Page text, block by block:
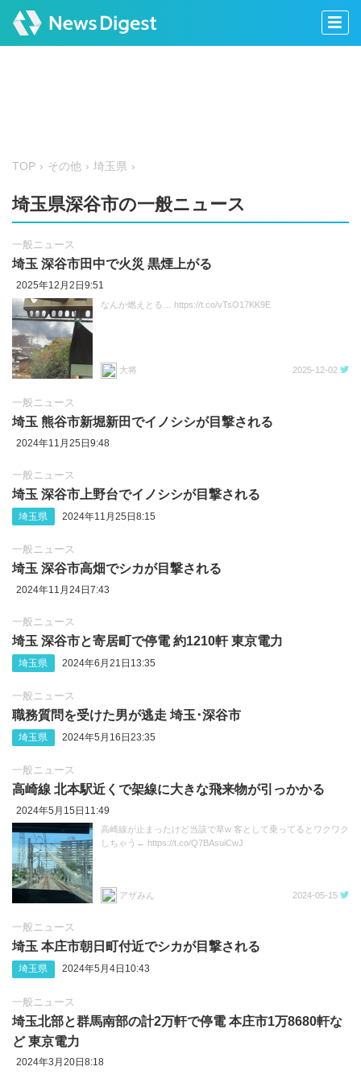
TOP その他 埼玉県
埼玉県深谷市の一般ニュース
一般ニュース
埼玉 深谷市田中で火災 黒煙上がる
2025年12月2日9:51
なんか燃えとる… https://t.co/vTsO17KK9E
大将 2025-12-02
一般ニュース
埼玉 熊谷市新堀新田でイノシシが目撃される
2024年11月25日9:48
一般ニュース
埼玉 深谷市上野台でイノシシが目撃される
埼玉県 2024年11月25日8:15
一般ニュース
埼玉 深谷市高畑でシカが目撃される
2024年11月24日7:43
一般ニュース
埼玉 深谷市と寄居町で停電 約1210軒 東京電力
埼玉県 2024年6月21日13:35
一般ニュース
職務質問を受けた男が逃走 埼玉･深谷市
埼玉県 2024年5月16日23:35
一般ニュース
高崎線 北本駅近くで架線に大きな飛来物が引っかかる
2024年5月15日11:49
高崎線が止まったけど当該で草w 客として乗ってるとワクワク
しちゃう← https://t.co/Q7BAsuiCwJ
アザみん 2024-05-15
一般ニュース
埼玉 本庄市朝日町付近でシカが目撃される
埼玉県 2024年5月4日10:43
一般ニュース
埼玉北部と群馬南部の計2万軒で停電 本庄市1万8680軒な
ど 東京電力
2024年3月20日8:18